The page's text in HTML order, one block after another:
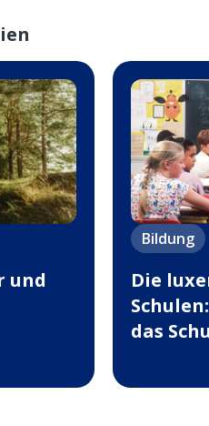
und
Bildung
Die
das